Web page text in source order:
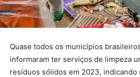
Quase todos os municípios
informaram ter serviços de limpeza
resíduos sólidos em 2023, indicando